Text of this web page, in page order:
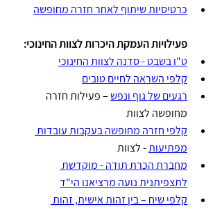
כרטיסיות שיתוף לאחר חזרה מחופשה
פעילויות העמקת היכרות לצוות החינוכי:
ט"ו בשבט - סדנה לצוות החינוכי
קלפי השראה לחיים טובים
רגעים של גוף ונפש – פעילות חזרה
מחופשה לצוות
קלפי חזרה מחופשה בעקבות עובדות
מפתיעות - לצוות
מחברת הכרת תודה - מוקדשת
לתצפיתנית נועה מרציאנו הי"ד
קלפי שיח – בין זהות אישית, זהות